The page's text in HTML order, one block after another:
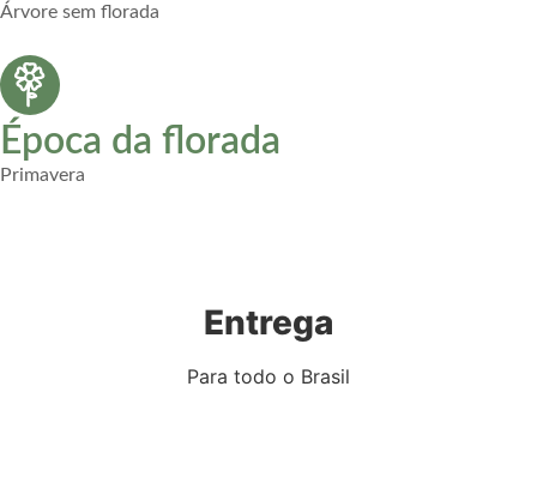
Árvore sem florada
Época da florada
Primavera
Entrega
Para todo o Brasil